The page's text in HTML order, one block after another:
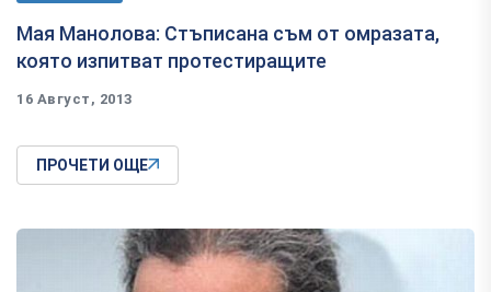
Мая Манолова: Стъписана съм от омразата,
която изпитват протестиращите
16 Август, 2013
ПРОЧЕТИ ОЩЕ